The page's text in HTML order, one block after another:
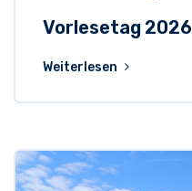
Vorlesetag 2026
Weiterlesen